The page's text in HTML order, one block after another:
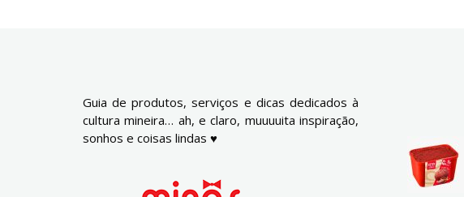
Guia de produtos, serviços e dicas dedicados à
cultura mineira… ah, e claro, muuuuita inspiração,
sonhos e coisas lindas ♥